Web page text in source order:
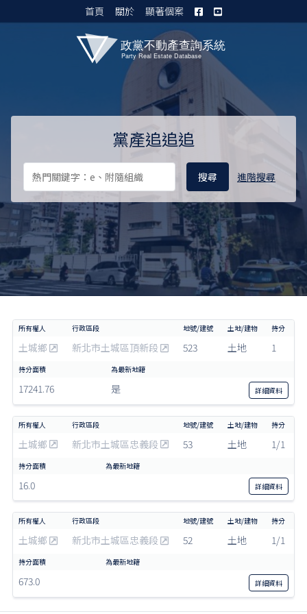
首頁 關於 顯著個案
黨產追追追
進階搜尋
土城鄉 新北市土城區頂新段 523 土地 1
17241.76 是 詳細資料
土城鄉 新北市土城區忠義段 53 土地 1/1
16.0 詳細資料
土城鄉 新北市土城區忠義段 52 土地 1/1
673.0 詳細資料